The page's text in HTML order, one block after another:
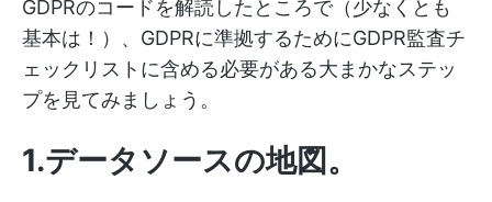
GDPRのコードを解読したところで（少なくとも
基本は！）、GDPRに準拠するためにGDPR監査チ
ェックリストに含める必要がある大まかなステッ
プを見てみましょう。
1.データソースの地図 。